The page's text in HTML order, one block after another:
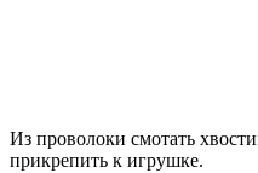
Из проволоки смотать
прикрепить к игрушке.